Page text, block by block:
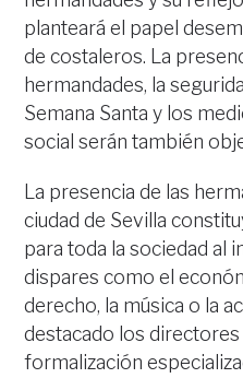
planteará el papel
de costaleros. La
hermandades, la
Semana Santa y los
social serán también
La presencia de las
ciudad de Sevilla
para toda la sociedad al
dispares como el
derecho, la música o la
destacado los
formalización